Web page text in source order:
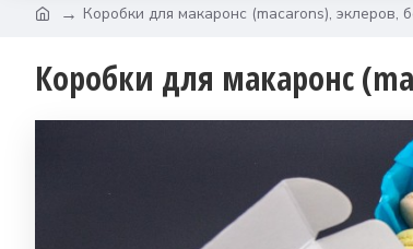
Коробки для макаронс (macarons), эклеров,
Коробки для макаронс